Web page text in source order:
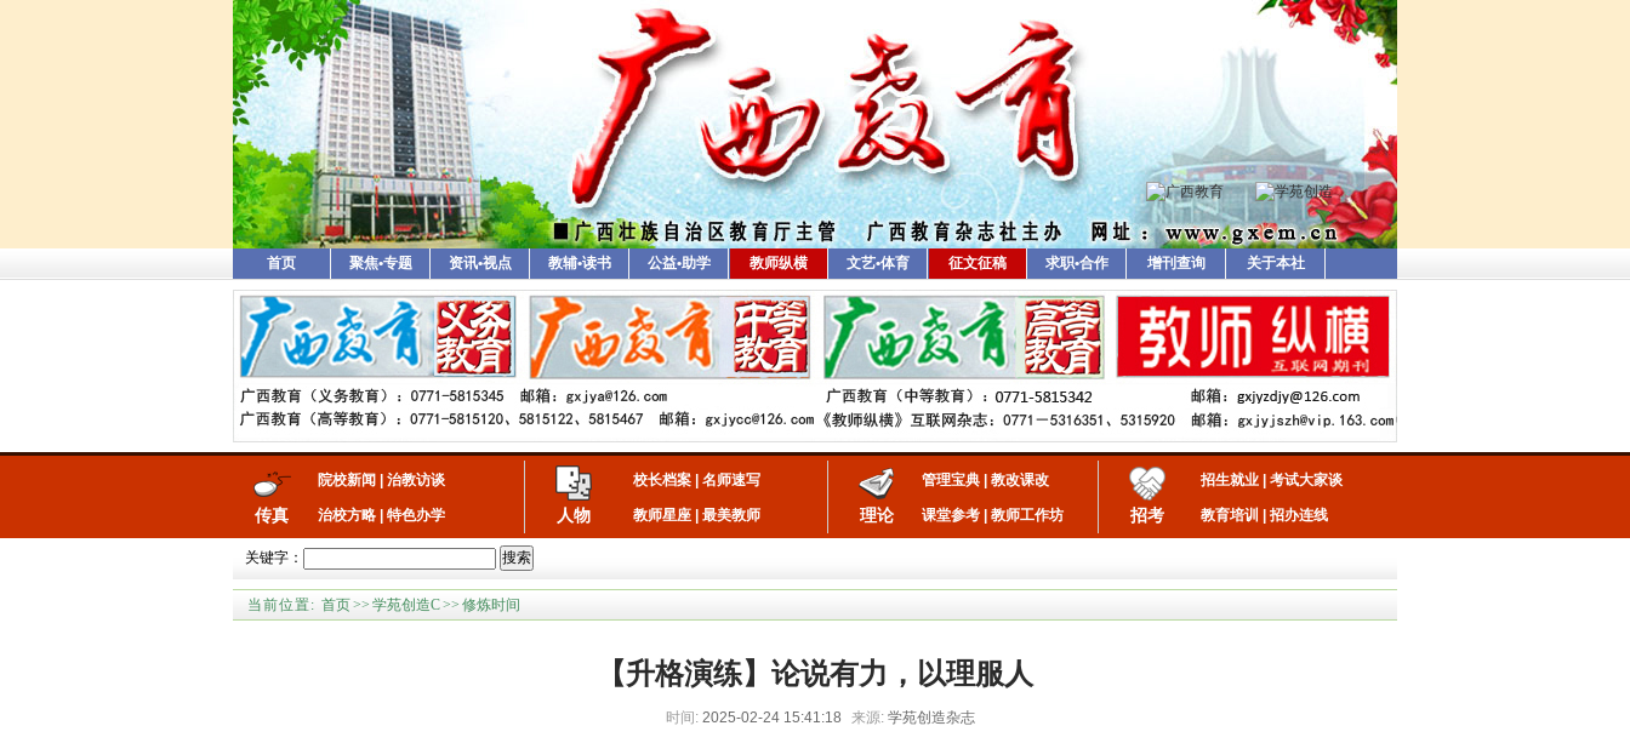
首页 聚焦•专题 资讯•视点 教辅•读书 公益•助学 教师纵横 文艺•体育 征文征稿 求职•合作 增刊查询 关于本社
传真
院校新闻 治教访谈
治校方略 特色办学 人物
校长档案 名师速写
教师星座 最美教师 理论
管理宝典 教改课改
课堂参考 教师工作坊 招考
招生就业 考试大家谈
教育培训 招办连线
关键字： 搜索
当前位置: 首页>> 学苑创造C>> 修炼时间
【升格演练】论说有力，以理服人
时间: 2025-02-24 15:41:18 来源: 学苑创造杂志